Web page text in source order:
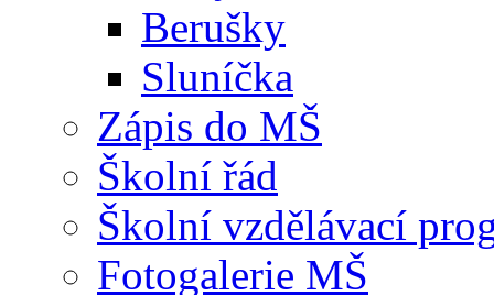
Berušky
Sluníčka
Zápis do MŠ
Školní řád
Školní vzdělávací
Fotogalerie MŠ